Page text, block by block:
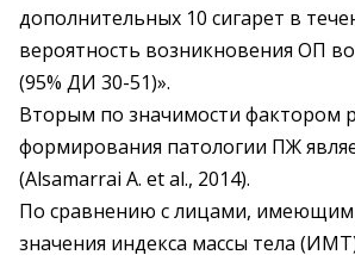
дополнительных 10 сигарет в
вероятность возникновения ОП
(95% ДИ 30-51)».
Вторым по значимости фактором
формирования патологии ПЖ
(Alsamarrai А. et al., 2014).
По сравнению с лицами,
значения индекса массы тела